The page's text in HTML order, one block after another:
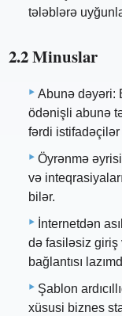
tələblərə
2.2 Minuslar
Abunə dəyəri:
ödənişli abunə
fərdi
Öyrənmə
və
bilər.
İnternetdən
də fasiləsiz giriş
bağlantısı
Şablon
xüsusi biznes